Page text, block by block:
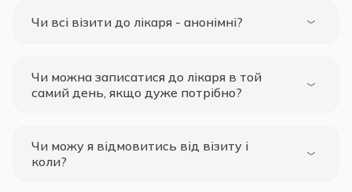
Чи всі візити до лікаря - анонімні?
Чи можна записатися до лікаря в той
самий день, якщо дуже потрібно?
Чи можу я відмовитись від візиту і
коли?